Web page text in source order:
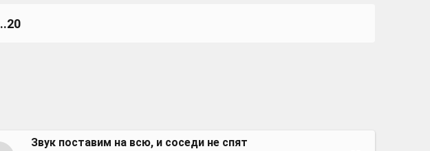
..20
Звук поставим на всю, и соседи не спят